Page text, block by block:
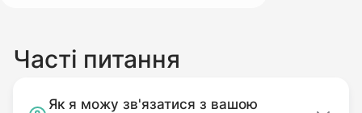
Часті питання
Як я можу зв'язатися з вашою